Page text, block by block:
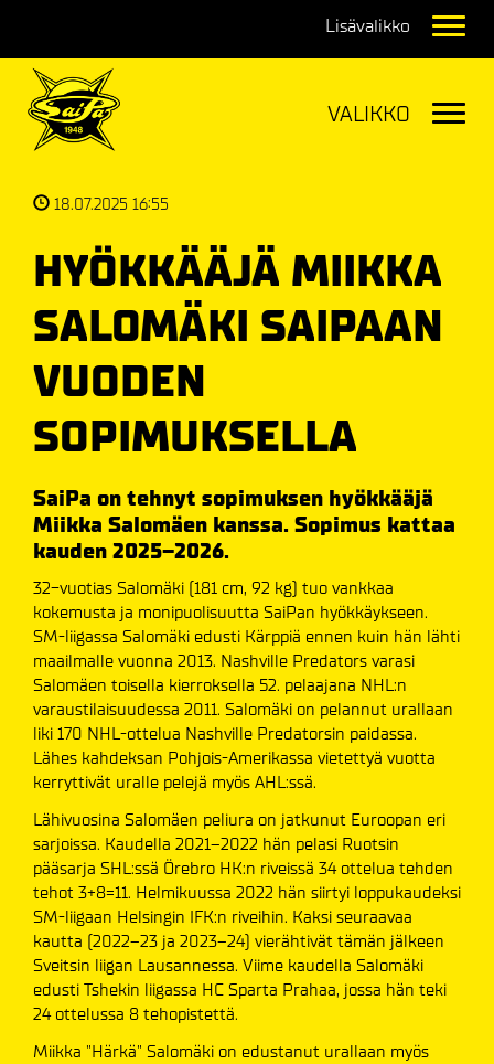
18.07.2025 16:55
HYÖKKÄÄJÄ MIIKKA
SALOMÄKI SAIPAAN
VUODEN
SOPIMUKSELLA
SaiPa on tehnyt sopimuksen hyökkääjä
Miikka Salomäen kanssa. Sopimus kattaa
kauden 2025–2026.
32-vuotias Salomäki (181 cm, 92 kg) tuo vankkaa
kokemusta ja monipuolisuutta SaiPan hyökkäykseen.
SM-liigassa Salomäki edusti Kärppiä ennen kuin hän lähti
maailmalle vuonna 2013. Nashville Predators varasi
Salomäen toisella kierroksella 52. pelaajana NHL:n
varaustilaisuudessa 2011. Salomäki on pelannut urallaan
liki 170 NHL-ottelua Nashville Predatorsin paidassa.
Lähes kahdeksan Pohjois-Amerikassa vietettyä vuotta
kerryttivät uralle pelejä myös AHL:ssä.
Lähivuosina Salomäen peliura on jatkunut Euroopan eri
sarjoissa. Kaudella 2021–2022 hän pelasi Ruotsin
pääsarja SHL:ssä Örebro HK:n riveissä 34 ottelua tehden
tehot 3+8=11. Helmikuussa 2022 hän siirtyi loppukaudeksi
SM-liigaan Helsingin IFK:n riveihin. Kaksi seuraavaa
kautta (2022–23 ja 2023–24) vierähtivät tämän jälkeen
Sveitsin liigan Lausannessa. Viime kaudella Salomäki
edusti Tshekin liigassa HC Sparta Prahaa, jossa hän teki
24 ottelussa 8 tehopistettä.
Miikka "Härkä" Salomäki on edustanut urallaan myös